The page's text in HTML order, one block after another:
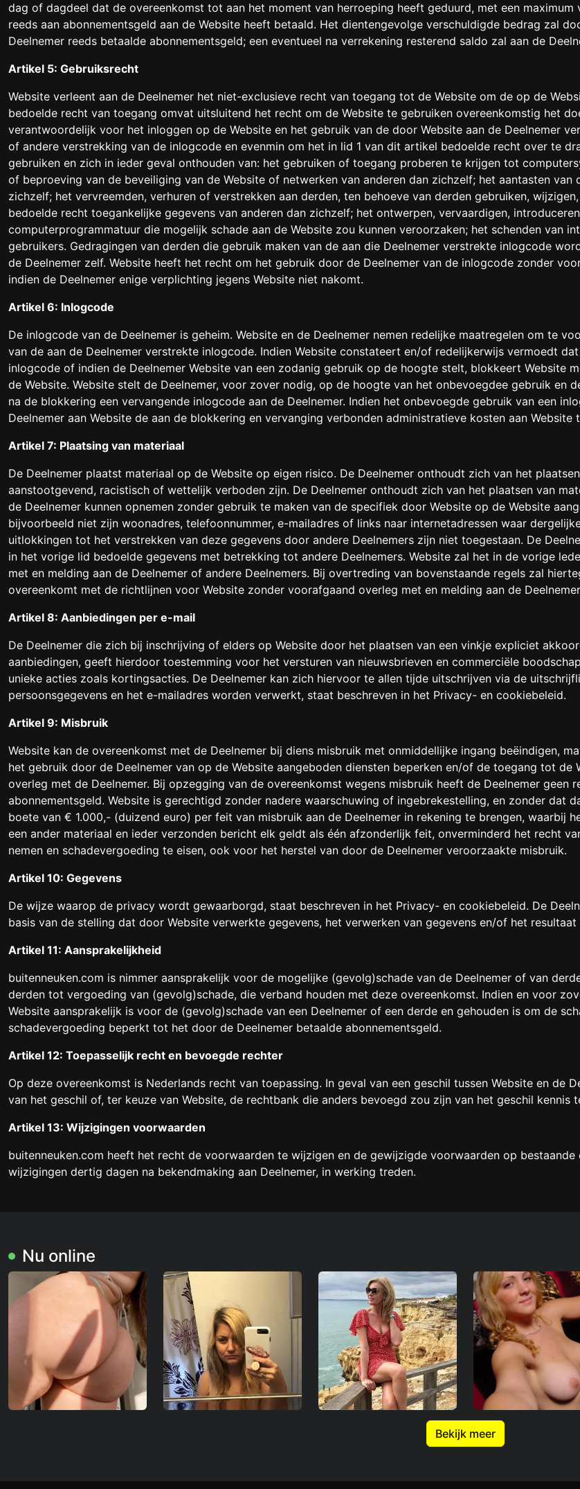
dag of dagdeel dat de overeenkomst tot aan het moment van herroeping heeft geduurd, met een
reeds aan abonnementsgeld aan de Website heeft betaald. Het dientengevolge verschuldigde bedrag zal
Deelnemer reeds betaalde abonnementsgeld; een eventueel na verrekening resterend saldo zal aan de
Artikel 5: Gebruiksrecht
Website verleent aan de Deelnemer het niet-exclusieve recht van toegang tot de Website om de op de
bedoelde recht van toegang omvat uitsluitend het recht om de Website te gebruiken overeenkomstig het
verantwoordelijk voor het inloggen op de Website en het gebruik van de door Website aan de Deelnemer
of andere verstrekking van de inlogcode en evenmin om het in lid 1 van dit artikel bedoelde recht over te
gebruiken en zich in ieder geval onthouden van: het gebruiken of toegang proberen te krijgen tot
of beproeving van de beveiliging van de Website of netwerken van anderen dan zichzelf; het aantasten
zichzelf; het vervreemden, verhuren of verstrekken aan derden, ten behoeve van derden gebruiken,
bedoelde recht toegankelijke gegevens van anderen dan zichzelf; het ontwerpen, vervaardigen,
computerprogrammatuur die mogelijk schade aan de Website zou kunnen veroorzaken; het schenden van
gebruikers. Gedragingen van derden die gebruik maken van de aan die Deelnemer verstrekte inlogcode
de Deelnemer zelf. Website heeft het recht om het gebruik door de Deelnemer van de inlogcode zonder
indien de Deelnemer enige verplichting jegens Website niet nakomt.
Artikel 6: Inlogcode
De inlogcode van de Deelnemer is geheim. Website en de Deelnemer nemen redelijke maatregelen om te
van de aan de Deelnemer verstrekte inlogcode. Indien Website constateert en/of redelijkerwijs vermoedt
inlogcode of indien de Deelnemer Website van een zodanig gebruik op de hoogte stelt, blokkeert Website
de Website. Website stelt de Deelnemer, voor zover nodig, op de hoogte van het onbevoegdee gebruik
na de blokkering een vervangende inlogcode aan de Deelnemer. Indien het onbevoegde gebruik van een
Deelnemer aan Website de aan de blokkering en vervanging verbonden administratieve kosten aan
Artikel 7: Plaatsing van materiaal
De Deelnemer plaatst materiaal op de Website op eigen risico. De Deelnemer onthoudt zich van het
aanstootgevend, racistisch of wettelijk verboden zijn. De Deelnemer onthoudt zich van het plaatsen van
de Deelnemer kunnen opnemen zonder gebruik te maken van de specifiek door Website op de Website
bijvoorbeeld niet zijn woonadres, telefoonnummer, e-mailadres of links naar internetadressen waar
uitlokkingen tot het verstrekken van deze gegevens door andere Deelnemers zijn niet toegestaan. De
in het vorige lid bedoelde gegevens met betrekking tot andere Deelnemers. Website zal het in de vorige
met en melding aan de Deelnemer of andere Deelnemers. Bij overtreding van bovenstaande regels zal
overeenkomt met de richtlijnen voor Website zonder voorafgaand overleg met en melding aan de
Artikel 8: Aanbiedingen per e-mail
De Deelnemer die zich bij inschrijving of elders op Website door het plaatsen van een vinkje expliciet
aanbiedingen, geeft hierdoor toestemming voor het versturen van nieuwsbrieven en commerciële
unieke acties zoals kortingsacties. De Deelnemer kan zich hiervoor te allen tijde uitschrijven via de
persoonsgegevens en het e-mailadres worden verwerkt, staat beschreven in het Privacy- en cookiebeleid.
Artikel 9: Misbruik
Website kan de overeenkomst met de Deelnemer bij diens misbruik met onmiddellijke ingang beëindigen,
het gebruik door de Deelnemer van op de Website aangeboden diensten beperken en/of de toegang tot
overleg met de Deelnemer. Bij opzegging van de overeenkomst wegens misbruik heeft de Deelnemer
abonnementsgeld. Website is gerechtigd zonder nadere waarschuwing of ingebrekestelling, en zonder dat
boete van € 1.000,- (duizend euro) per feit van misbruik aan de Deelnemer in rekening te brengen, waarbij
een ander materiaal en ieder verzonden bericht elk geldt als één afzonderlijk feit, onverminderd het recht
nemen en schadevergoeding te eisen, ook voor het herstel van door de Deelnemer veroorzaakte misbruik.
Artikel 10: Gegevens
De wijze waarop de privacy wordt gewaarborgd, staat beschreven in het Privacy- en cookiebeleid. De
basis van de stelling dat door Website verwerkte gegevens, het verwerken van gegevens en/of het
Artikel 11: Aansprakelijkheid
buitenneuken.com is nimmer aansprakelijk voor de mogelijke (gevolg)schade van de Deelnemer of van
derden tot vergoeding van (gevolg)schade, die verband houden met deze overeenkomst. Indien en voor
Website aansprakelijk is voor de (gevolg)schade van een Deelnemer of een derde en gehouden is om de
schadevergoeding beperkt tot het door de Deelnemer betaalde abonnementsgeld.
Artikel 12: Toepasselijk recht en bevoegde rechter
Op deze overeenkomst is Nederlands recht van toepassing. In geval van een geschil tussen Website en de
van het geschil of, ter keuze van Website, de rechtbank die anders bevoegd zou zijn van het geschil kennis
Artikel 13: Wijzigingen voorwaarden
buitenneuken.com heeft het recht de voorwaarden te wijzigen en de gewijzigde voorwaarden op
wijzigingen dertig dagen na bekendmaking aan Deelnemer, in werking treden.
Nu online
Bekijk meer